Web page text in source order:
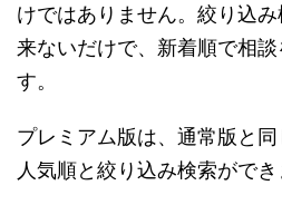
けではありません。絞り込
来ないだけで、新着順で相
す。
プレミアム版は、通常版と同
人気順と絞り込み検索ができ